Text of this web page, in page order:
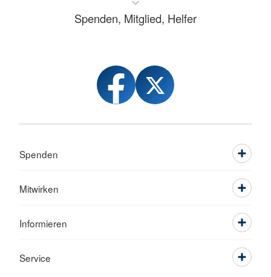
Spenden, Mitglied, Helfer
Spenden
Mitwirken
Informieren
Service